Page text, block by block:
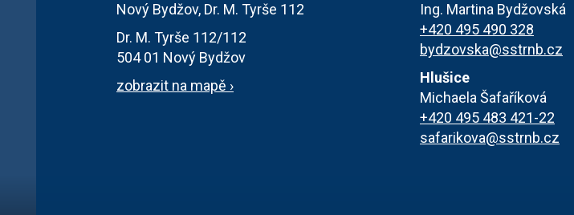
Nový Bydžov, Dr. M. Tyrše 112
Dr. M. Tyrše 112/112
504 01 Nový Bydžov
zobrazit na mapě ›
Ing. Martina Bydžovská
+420 495 490 328
bydzovska@sstrnb.cz
Hlušice
Michaela Šafaříková
+420 495 483 421-22
safarikova@sstrnb.cz